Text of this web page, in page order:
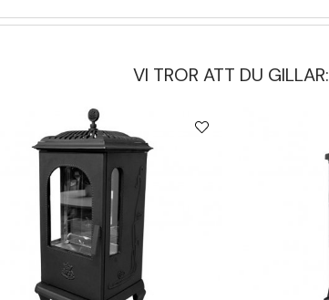
VI TROR ATT DU GILLAR: